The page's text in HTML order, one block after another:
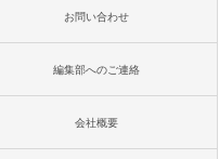
お問い合わせ
編集部へのご連絡
会社概要